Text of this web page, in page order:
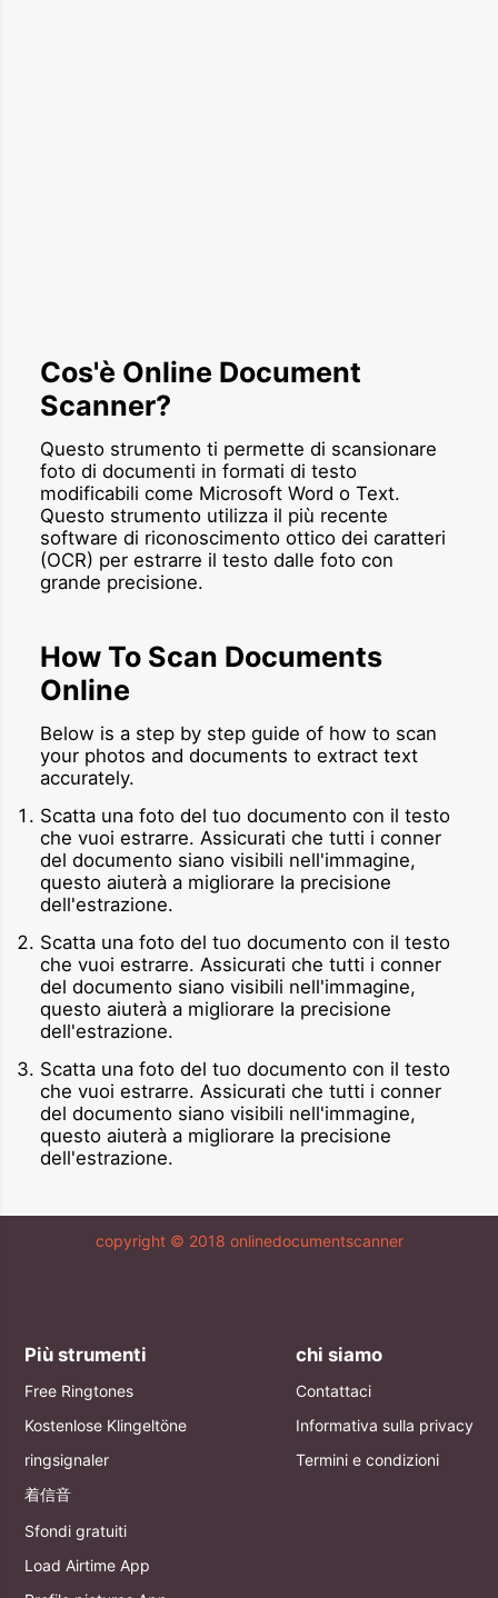
Cos'è Online Document
Scanner?
Questo strumento ti permette di scansionare
foto di documenti in formati di testo
modificabili come Microsoft Word o Text.
Questo strumento utilizza il più recente
software di riconoscimento ottico dei caratteri
(OCR) per estrarre il testo dalle foto con
grande precisione.
How To Scan Documents
Online
Below is a step by step guide of how to scan
your photos and documents to extract text
accurately.
Scatta una foto del tuo documento con il testo
che vuoi estrarre. Assicurati che tutti i conner
del documento siano visibili nell'immagine,
questo aiuterà a migliorare la precisione
dell'estrazione.
Scatta una foto del tuo documento con il testo
che vuoi estrarre. Assicurati che tutti i conner
del documento siano visibili nell'immagine,
questo aiuterà a migliorare la precisione
dell'estrazione.
Scatta una foto del tuo documento con il testo
che vuoi estrarre. Assicurati che tutti i conner
del documento siano visibili nell'immagine,
questo aiuterà a migliorare la precisione
dell'estrazione.
copyright © 2018 onlinedocumentscanner
Più strumenti
Free Ringtones
Kostenlose Klingeltöne
ringsignaler
着信音
Sfondi gratuiti
Load Airtime App
chi siamo
Contattaci
Informativa sulla privacy
Termini e condizioni